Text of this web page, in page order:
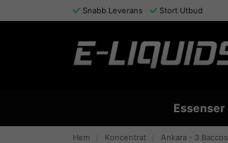
Snabb Leverans Stort Utbud
Essenser
Hem Koncentrat Ankara - 3 Baccos